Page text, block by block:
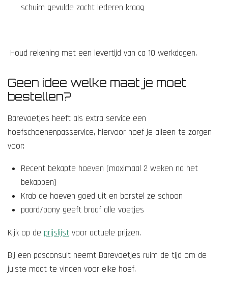
schuim gevulde zacht lederen kraag
Houd rekening met een levertijd van ca 10 werkdagen.
Geen idee welke maat je moet
bestellen?
Barevoetjes heeft als extra service een
hoefschoenenpasservice, hiervoor hoef je alleen te zorgen
voor:
Recent bekapte hoeven (maximaal 2 weken na het
bekappen)
Krab de hoeven goed uit en borstel ze schoon
paard/pony geeft braaf alle voetjes
Kijk op de prijslijst voor actuele prijzen.
Bij een pasconsult neemt Barevoetjes ruim de tijd om de
juiste maat te vinden voor elke hoef.